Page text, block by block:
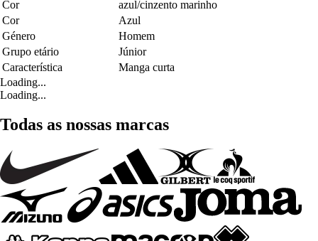
Cor
azul/cinzento marinho
Cor
Azul
Género
Homem
Grupo etário
Júnior
Característica
Manga curta
Loading...
Loading...
Todas as nossas marcas